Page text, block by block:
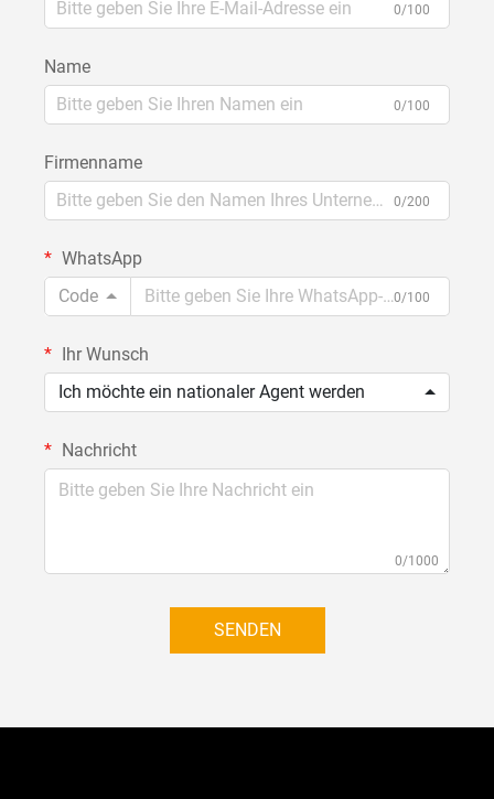
0/100
Name
0/100
Firmenname
0/200
WhatsApp
Code
0/100
Ihr Wunsch
Ich möchte ein nationaler Agent werden
Nachricht
0/1000
SENDEN